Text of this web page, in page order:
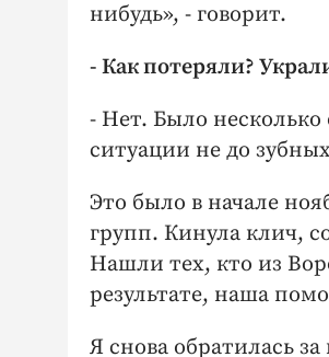
нибудь», - говорит.
- Как потеряли?
- Нет. Было
ситуации не до
Это было в начале
групп. Кинула клич,
Нашли тех, кто из
результате, наша
Я снова обратилась